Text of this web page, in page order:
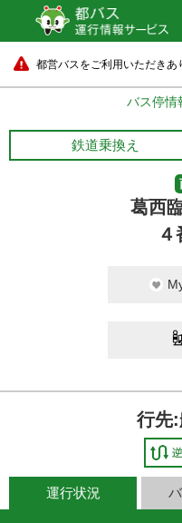
都営バスをご利用いただきあ
バス停情
鉄道乗換え
葛西
行先
運行状況